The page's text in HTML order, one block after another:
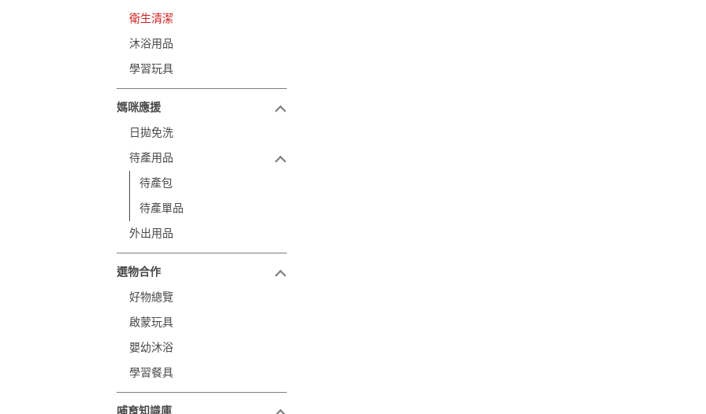
衛生清潔
沐浴用品
學習玩具
媽咪應援
日拋免洗
待產用品
待產包
待產單品
外出用品
選物合作
好物總覽
啟蒙玩具
嬰幼沐浴
學習餐具
哺育知識庫